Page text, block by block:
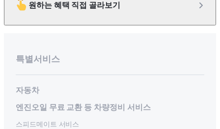
원하는 혜택 직접 골라보기
특별서비스
자동차
엔진오일 무료 교환 등 차량정비 서비스
스피드메이트 서비스